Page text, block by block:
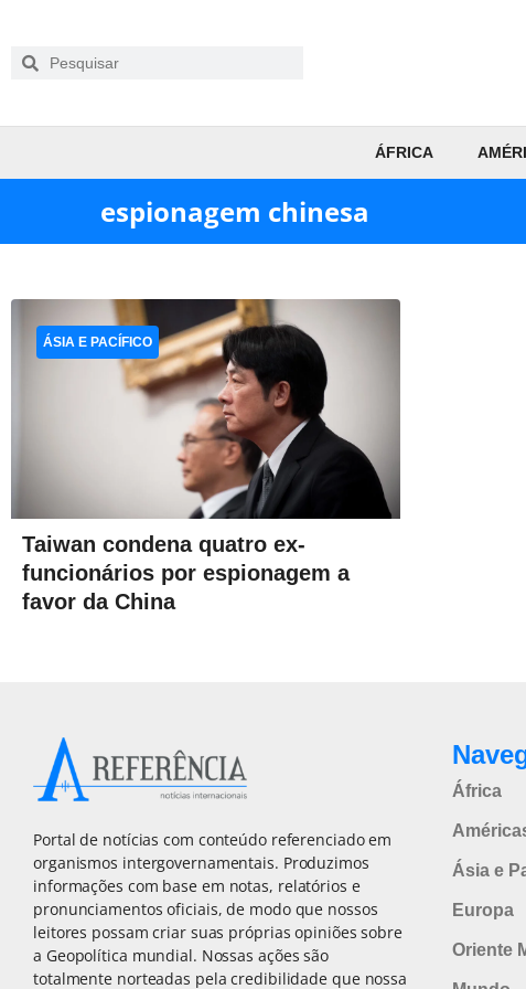
ÁFRICA
espionagem chinesa
Taiwan condena quatro ex-
funcionários por espionagem a
favor da China
ÁSIA E PACÍFICO
Portal de notícias com conteúdo referenciado em
organismos intergovernamentais. Produzimos
informações com base em notas, relatórios e
pronunciamentos oficiais, de modo que nossos
leitores possam criar suas próprias opiniões sobre
a Geopolítica mundial. Nossas ações são
totalmente norteadas pela credibilidade que nossa
África
Ásia e
Europa
Oriente